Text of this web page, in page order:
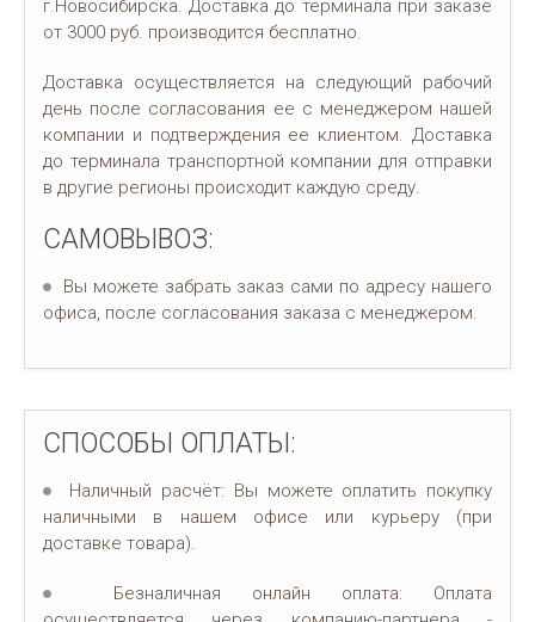
г.Новосибирска. Доставка до терминала при заказе
от 3000 руб. производится бесплатно.
Доставка осуществляется на следующий рабочий
день после согласования ее с менеджером нашей
компании и подтверждения ее клиентом. Доставка
до терминала транспортной компании для отправки
в другие регионы происходит каждую среду.
САМОВЫВОЗ:
Вы можете забрать заказ сами по адресу нашего
офиса, после согласования заказа с менеджером.
СПОСОБЫ ОПЛАТЫ:
Наличный расчёт: Вы можете оплатить покупку
наличными в нашем офисе или курьеру (при
доставке товара).
Безналичная онлайн оплата: Оплата